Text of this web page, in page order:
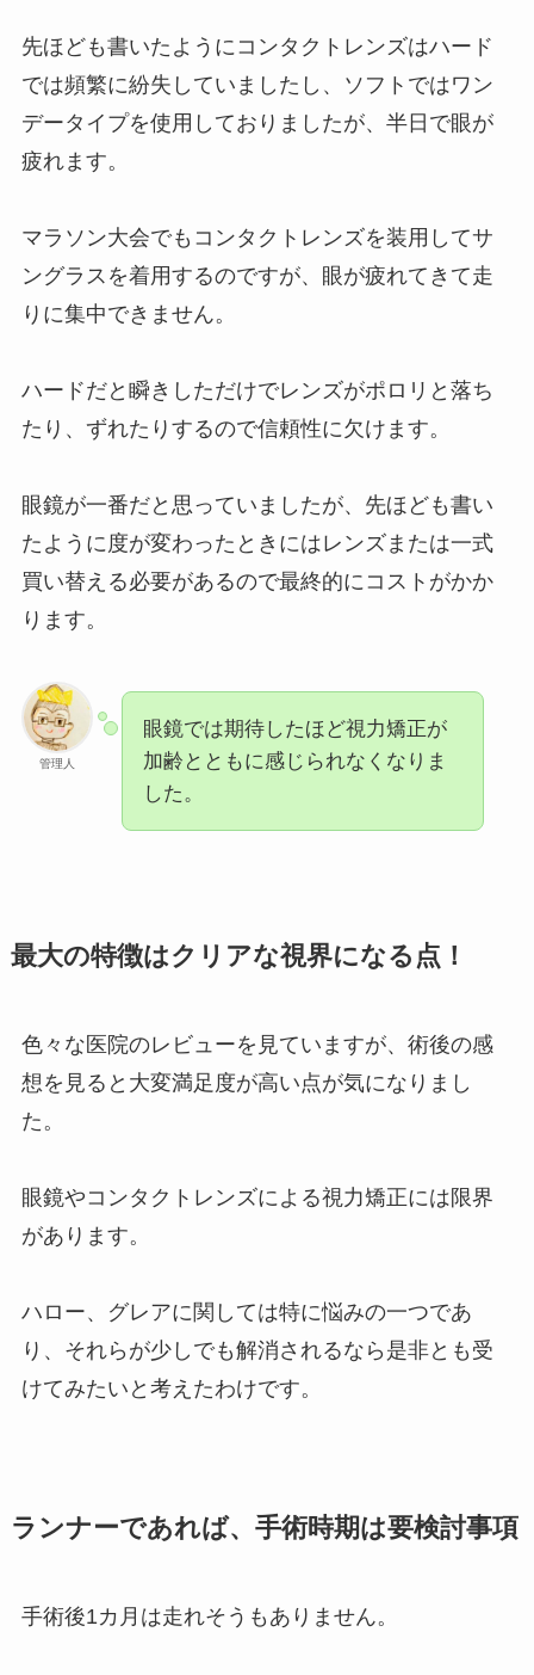
先ほども書いたようにコンタクトレンズはハード
では頻繁に紛失していましたし、ソフトではワン
データイプを使用しておりましたが、半日で眼が
疲れます。
マラソン大会でもコンタクトレンズを装用してサ
ングラスを着用するのですが、眼が疲れてきて走
りに集中できません。
ハードだと瞬きしただけでレンズがポロリと落ち
たり、ずれたりするので信頼性に欠けます。
眼鏡が一番だと思っていましたが、先ほども書い
たように度が変わったときにはレンズまたは一式
買い替える必要があるので最終的にコストがかか
ります。
管理人
眼鏡では期待したほど視力矯正が
加齢とともに感じられなくなりま
した。
最大の特徴はクリアな視界になる点！
色々な医院のレビューを見ていますが、術後の感
想を見ると大変満足度が高い点が気になりまし
た。
眼鏡やコンタクトレンズによる視力矯正には限界
があります。
ハロー、グレアに関しては特に悩みの一つであ
り、それらが少しでも解消されるなら是非とも受
けてみたいと考えたわけです。
ランナーであれば、手術時期は要検討事項
手術後1カ月は走れそうもありません。